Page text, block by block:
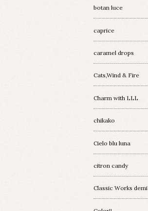
botan luce
caprice
caramel drops
Cats,Wind & Fire
Charm with LLL
chikako
Cielo blu luna
citron candy
Classic Works demi